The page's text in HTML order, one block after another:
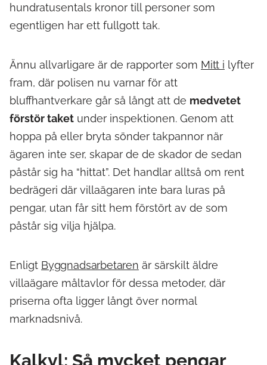
hundratusentals kronor till personer som
egentligen har ett fullgott tak.
Ännu allvarligare är de rapporter som Mitt i lyfter
fram, där polisen nu varnar för att
bluffhantverkare går så långt att de medvetet
förstör taket under inspektionen. Genom att
hoppa på eller bryta sönder takpannor när
ägaren inte ser, skapar de de skador de sedan
påstår sig ha “hittat”. Det handlar alltså om rent
bedrägeri där villaägaren inte bara luras på
pengar, utan får sitt hem förstört av de som
påstår sig vilja hjälpa.
Enligt Byggnadsarbetaren är särskilt äldre
villaägare måltavlor för dessa metoder, där
priserna ofta ligger långt över normal
marknadsnivå.
Kalkyl: Så mycket pengar